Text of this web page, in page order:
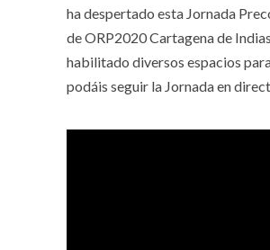
ha despertado esta Jornada
de ORP2020 Cartagena de
habilitado diversos espacios
podáis seguir la Jornada en